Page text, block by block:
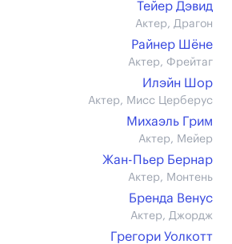
Тейер Дэвид
Актер, Драгон
Райнер Шёне
Актер, Фрейтаг
Илэйн Шор
Актер, Мисс Церберус
Михаэль Грим
Актер, Мейер
Жан-Пьер Бернар
Актер, Монтень
Бренда Венус
Актер, Джордж
Грегори Уолкотт